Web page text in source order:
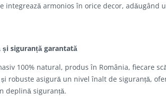
integrează armonios în orice decor, adăugând
siguranță garantată
100% natural, produs în România, fiecare
robuste asigură un nivel înalt de siguranță,
deplină siguranță.